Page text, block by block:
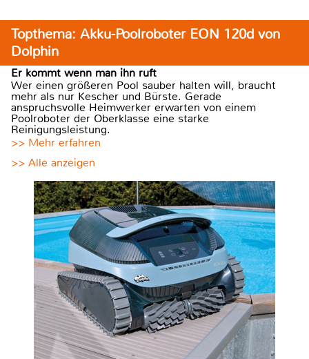
Topthema: Akku-Poolroboter EON 120d von
Dolphin
Er kommt wenn man ihn ruft
Wer einen größeren Pool sauber halten will, braucht
mehr als nur Kescher und Bürste. Gerade
anspruchsvolle Heimwerker erwarten von einem
Poolroboter der Oberklasse eine starke
Reinigungsleistung.
>> Mehr erfahren
>> Alle anzeigen